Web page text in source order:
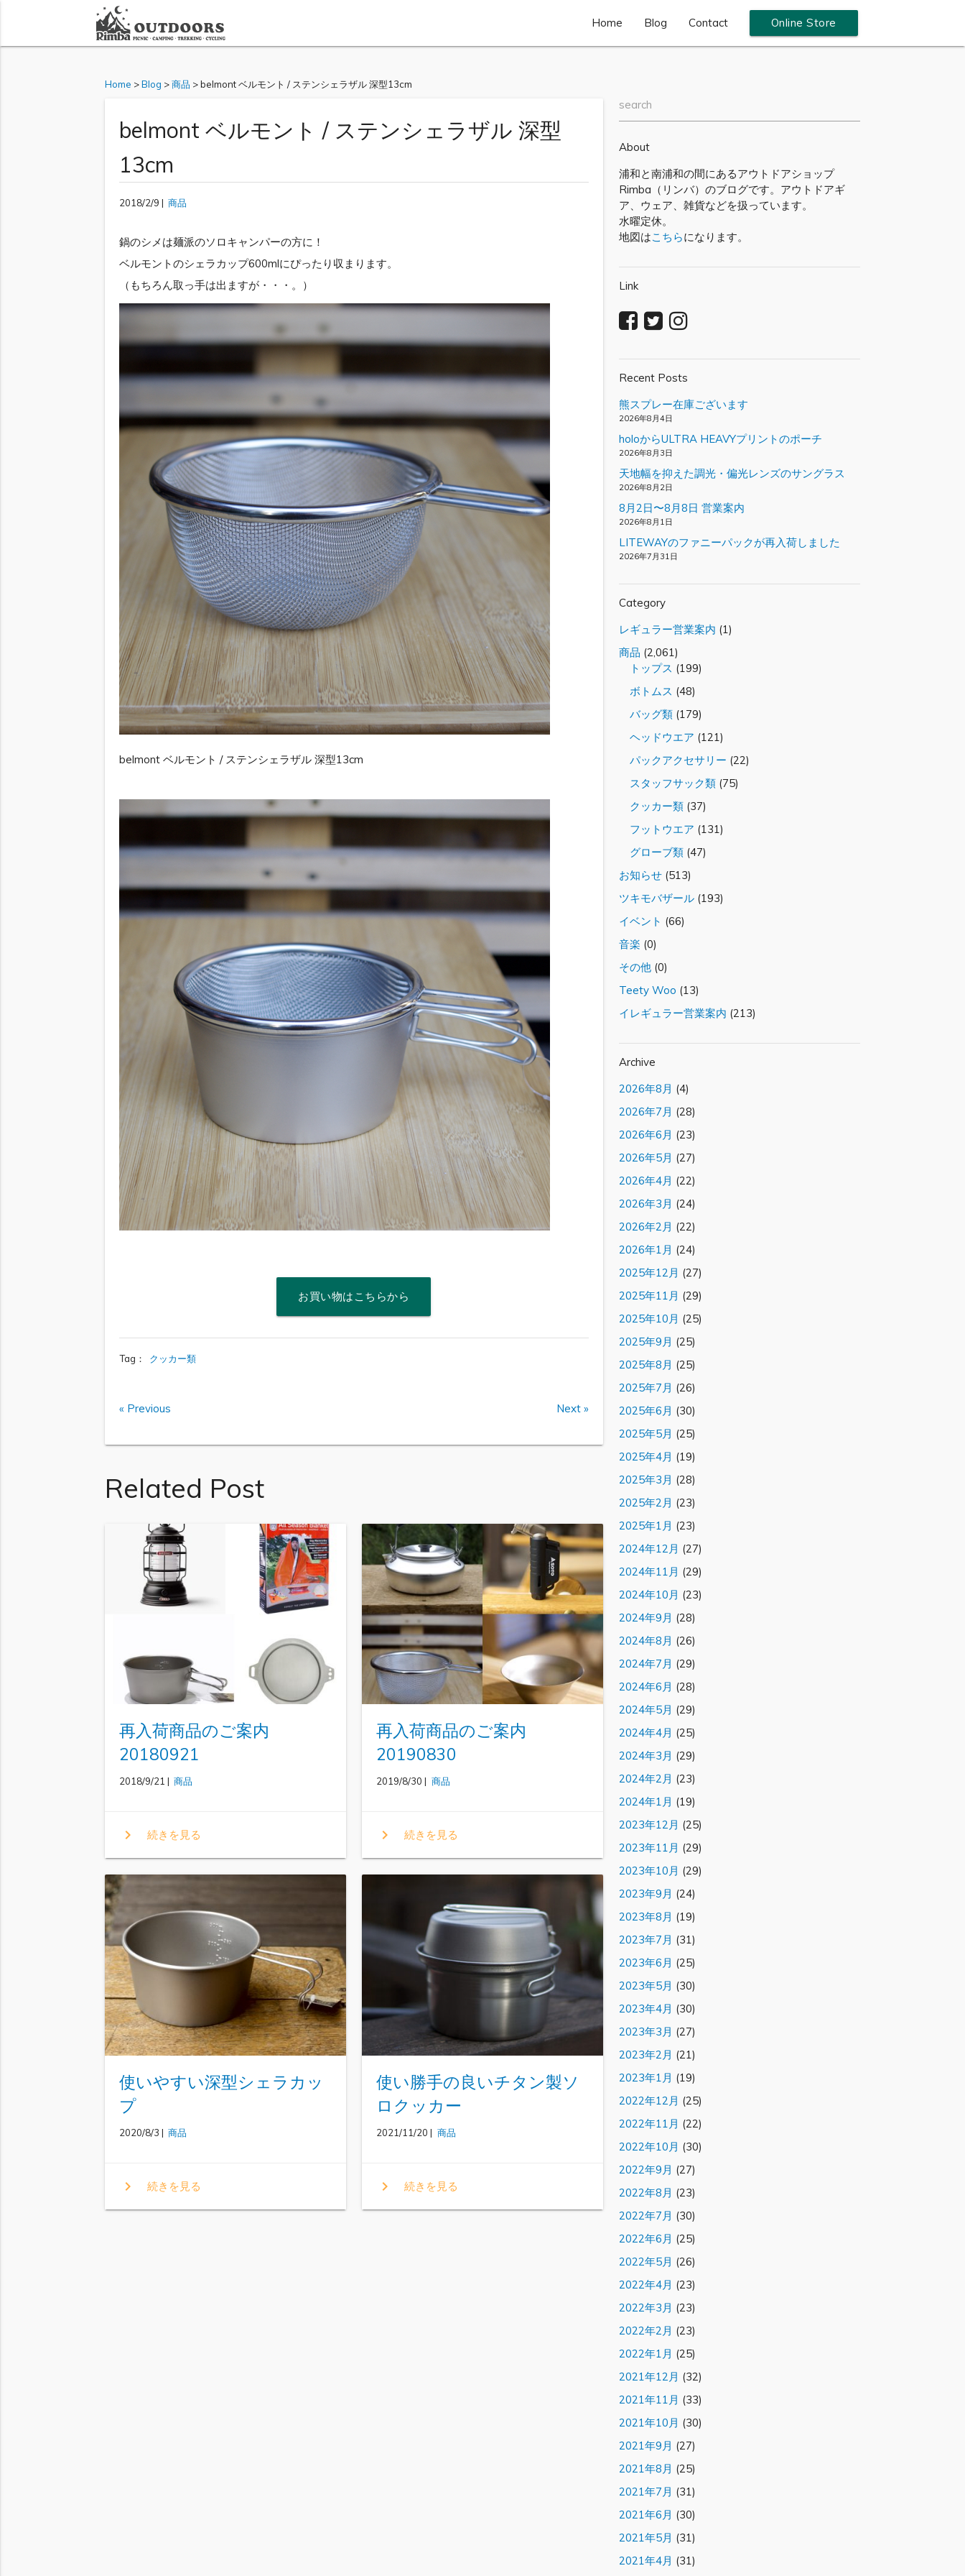
Home Blog Contact Online Store
Home >Blog >商品 >belmont ベルモント / ステンシェラザル 深型13cm
belmont ベルモント / ステンシェラザル 深型
13cm
2018/2/9 | 商品
鍋のシメは麺派のソロキャンパーの方に！
ベルモントのシェラカップ600mlにぴったり収まります。
（もちろん取っ手は出ますが・・・。）
belmont ベルモント / ステンシェラザル 深型13cm
お買い物はこちらから
Tag： クッカー類
« Previous Next »
Related Post
再入荷商品のご案内
20180921
2018/9/21 | 商品
chevron_right 続きを見る
再入荷商品のご案内
20190830
2019/8/30 | 商品
chevron_right 続きを見る
使いやすい深型シェラカッ
プ
2020/8/3 | 商品
chevron_right 続きを見る
使い勝手の良いチタン製ソ
ロクッカー
2021/11/20 | 商品
chevron_right 続きを見る
search
About
浦和と南浦和の間にあるアウトドアショップ
Rimba（リンバ）のブログです。アウトドアギ
ア、ウェア、雑貨などを扱っています。
水曜定休。
地図はこちらになります。
Link
Recent Posts
熊スプレー在庫ございます
2026年8月4日
holoからULTRA HEAVYプリントのポーチ
2026年8月3日
天地幅を抑えた調光・偏光レンズのサングラス
2026年8月2日
8月2日〜8月8日 営業案内
2026年8月1日
LITEWAYのファニーパックが再入荷しました
2026年7月31日
Category
レギュラー営業案内 (1)
商品 (2,061)
トップス (199)
ボトムス (48)
バッグ類 (179)
ヘッドウエア (121)
パックアクセサリー (22)
スタッフサック類 (75)
クッカー類 (37)
フットウエア (131)
グローブ類 (47)
お知らせ (513)
ツキモバザール (193)
イベント (66)
音楽 (0)
その他 (0)
Teety Woo (13)
イレギュラー営業案内 (213)
Archive
2026年8月 (4)
2026年7月 (28)
2026年6月 (23)
2026年5月 (27)
2026年4月 (22)
2026年3月 (24)
2026年2月 (22)
2026年1月 (24)
2025年12月 (27)
2025年11月 (29)
2025年10月 (25)
2025年9月 (25)
2025年8月 (25)
2025年7月 (26)
2025年6月 (30)
2025年5月 (25)
2025年4月 (19)
2025年3月 (28)
2025年2月 (23)
2025年1月 (23)
2024年12月 (27)
2024年11月 (29)
2024年10月 (23)
2024年9月 (28)
2024年8月 (26)
2024年7月 (29)
2024年6月 (28)
2024年5月 (29)
2024年4月 (25)
2024年3月 (29)
2024年2月 (23)
2024年1月 (19)
2023年12月 (25)
2023年11月 (29)
2023年10月 (29)
2023年9月 (24)
2023年8月 (19)
2023年7月 (31)
2023年6月 (25)
2023年5月 (30)
2023年4月 (30)
2023年3月 (27)
2023年2月 (21)
2023年1月 (19)
2022年12月 (25)
2022年11月 (22)
2022年10月 (30)
2022年9月 (27)
2022年8月 (23)
2022年7月 (30)
2022年6月 (25)
2022年5月 (26)
2022年4月 (23)
2022年3月 (23)
2022年2月 (23)
2022年1月 (25)
2021年12月 (32)
2021年11月 (33)
2021年10月 (30)
2021年9月 (27)
2021年8月 (25)
2021年7月 (31)
2021年6月 (30)
2021年5月 (31)
2021年4月 (31)